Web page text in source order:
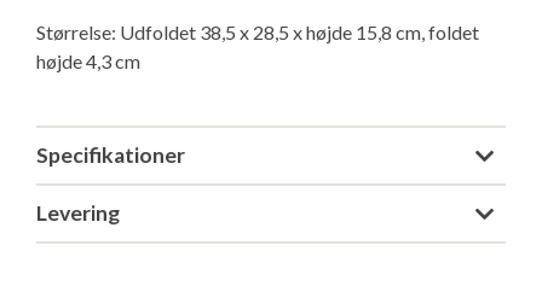
Persondata
GPDR - KG Camping Kundeklub
Størrelse: Udfoldet 38,5 x 28,5 x højde 15,8 cm, foldet
højde 4,3 cm
Specifikationer
Levering